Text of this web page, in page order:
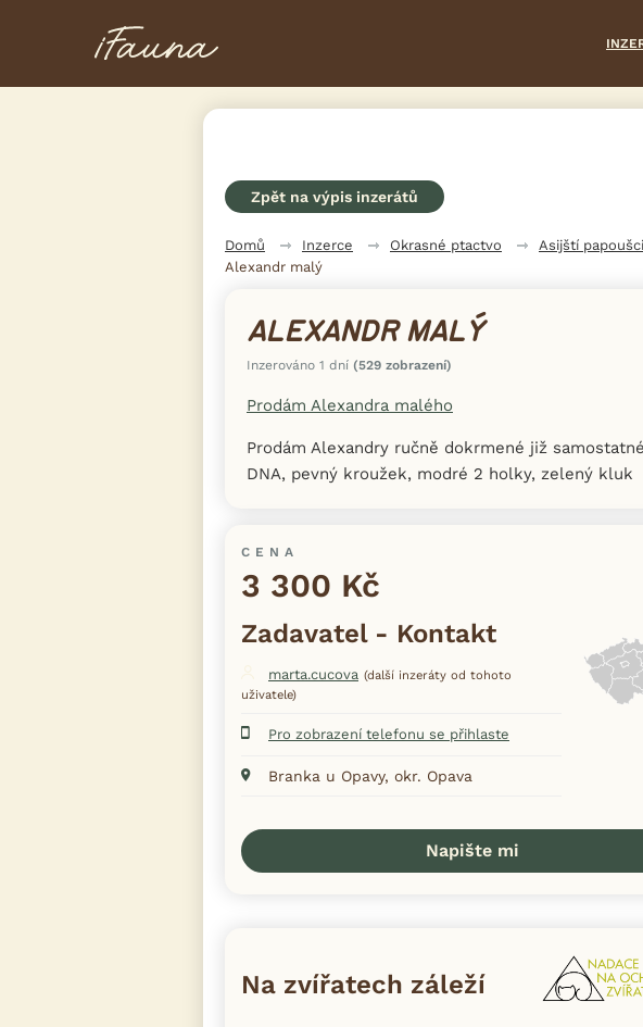
Zpět na výpis inzerátů
Domů Inzerce Okrasné ptactvo
Asijští papoušci
Alexandr malý
ALEXANDR MALÝ
Inzerováno 1 dní (529 zobrazení)
Prodám Alexandra malého
Prodám Alexandry ručně dokrmené již
DNA, pevný kroužek, modré 2 holky, zelený kluk
CENA
3 300 Kč
Zadavatel - Kontakt
marta.cucova (další inzeráty od tohoto
uživatele)
Pro zobrazení telefonu se přihlaste
Branka u Opavy, okr. Opava
Napište mi
Na zvířatech záleží